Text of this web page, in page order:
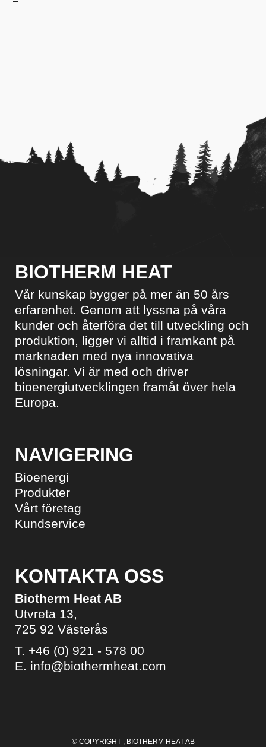
BIOTHERM HEAT
Vår kunskap bygger på mer än 50 års
erfarenhet. Genom att lyssna på våra
kunder och återföra det till utveckling och
produktion, ligger vi alltid i framkant på
marknaden med nya innovativa
lösningar. Vi är med och driver
bioenergiutvecklingen framåt över hela
Europa.
NAVIGERING
Bioenergi
Produkter
Vårt företag
Kundservice
KONTAKTA OSS
Biotherm Heat AB
Utvreta 13,
725 92 Västerås
T. +46 (0) 921 - 578 00
E. info@biothermheat.com
© COPYRIGHT , BIOTHERM HEAT AB